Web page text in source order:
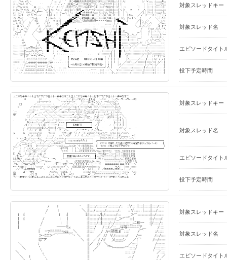
対象スレッドキー
対象スレッド名
エピソードタイト
投下予定時間
対象スレッドキー
対象スレッド名
エピソードタイト
投下予定時間
対象スレッドキー
対象スレッド名
エピソードタイト